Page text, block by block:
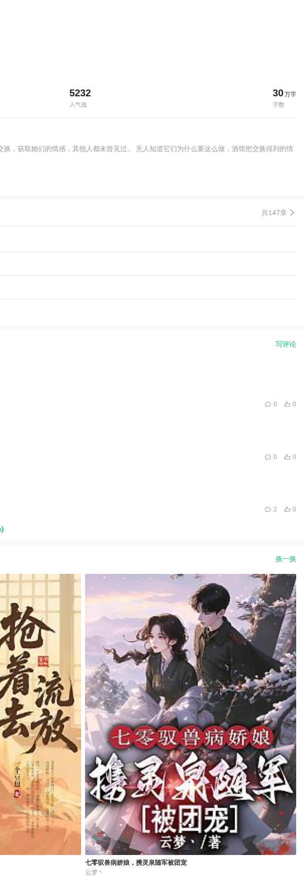
5232
人气值
30万字
字数
，获取她们的情感，其他人都未曾见过。 无人知道它们为什么要这么做，酒馆把交换得到的情
共147章
写评论
0
0
0
0
0
2
)
换一换
七零驭兽病娇娘，携灵泉随军被团宠
云梦丶